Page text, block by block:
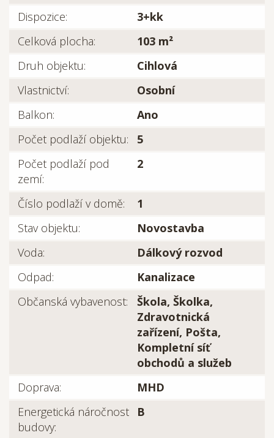
Dispozice:
3+kk
Celková plocha:
103 m²
Druh objektu:
Cihlová
Vlastnictví:
Osobní
Balkon:
Ano
Počet podlaží objektu:
5
Počet podlaží pod
zemí:
2
Číslo podlaží v domě:
1
Stav objektu:
Novostavba
Voda:
Dálkový rozvod
Odpad:
Kanalizace
Občanská vybavenost:
Škola, Školka,
Zdravotnická
zařízení, Pošta,
Kompletní síť
obchodů a služeb
Doprava:
MHD
Energetická náročnost
budovy:
B